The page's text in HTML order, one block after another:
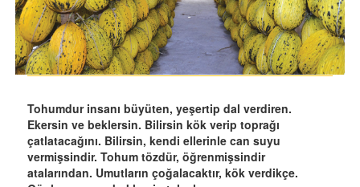
Tohumdur insanı büyüten, yeşertip dal verdiren.
Ekersin ve beklersin. Bilirsin kök verip toprağı
çatlatacağını. Bilirsin, kendi ellerinle can suyu
vermişsindir. Tohum tözdür, öğrenmişsindir
atalarından. Umutların çoğalacaktır, kök verdikçe.